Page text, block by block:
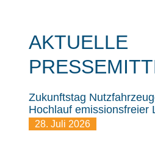
AKTUELLE
Zukunftstag
Hochlauf emissionsfreier
28. Juli 2026